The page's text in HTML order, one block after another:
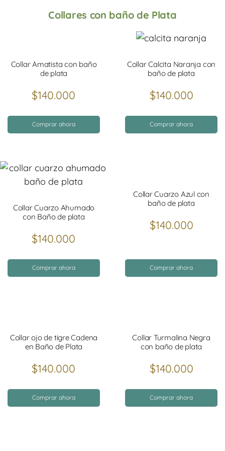
Collares con baño de Plata
Collar Amatista con baño
de plata
$140.000
Comprar ahora
Collar Calcita Naranja con
baño de plata
$140.000
Comprar ahora
Collar Cuarzo Ahumado
con Baño de plata
$140.000
Comprar ahora
Collar Cuarzo Azul con
baño de plata
$140.000
Comprar ahora
Collar ojo de tigre Cadena
en Baño de Plata
$140.000
Comprar ahora
Collar Turmalina Negra
con baño de plata
$140.000
Comprar ahora